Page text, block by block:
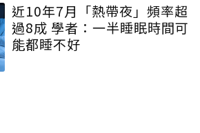
近10年7月「熱帶夜」頻率超
過8成 學者：一半睡眠時間可
能都睡不好